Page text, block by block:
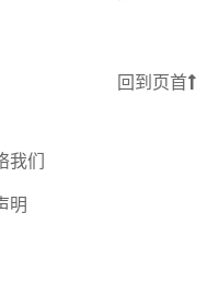
回到页首
我们
明